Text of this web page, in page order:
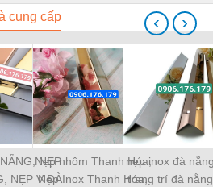
cung cấp
NẸP
NẸP V ĐÀ
Nẹp nhôm Thanh Hóa,
Nẹp Inox Thanh Hóa,
nẹp inox đà
trang trí đà
‹ ›